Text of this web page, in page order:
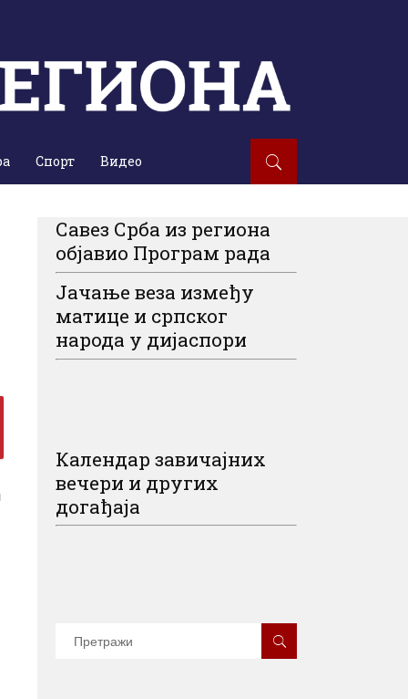
Спорт Видео
Савез Срба из региона
објавио Програм рада
Јачање веза између
матице и српског
народа у дијаспори
Календар завичајних
вечери и других
догађаја